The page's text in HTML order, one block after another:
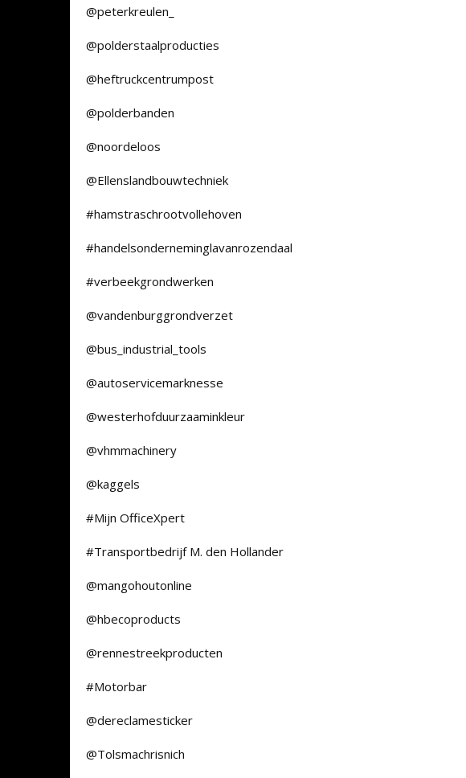
@peterkreulen_
@polderstaalproducties
@heftruckcentrumpost
@polderbanden
@noordeloos
@Ellenslandbouwtechniek
#hamstraschrootvollehoven
#handelsonderneminglavanrozendaal
#verbeekgrondwerken
@vandenburggrondverzet
@bus_industrial_tools
@autoservicemarknesse
@westerhofduurzaaminkleur
@vhmmachinery
@kaggels
#Mijn OfficeXpert
#Transportbedrijf M. den Hollander
@mangohoutonline
@hbecoproducts
@rennestreekproducten
#Motorbar
@dereclamesticker
@Tolsmachrisnich